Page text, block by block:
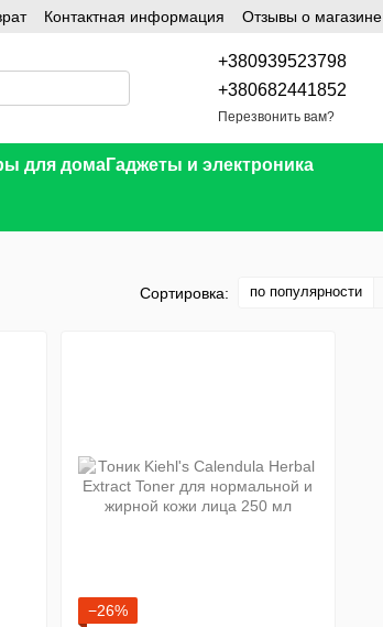
Контактная информация Отзывы о магазине
+380939523798
+380682441852
Перезвонить вам?
для домаГаджеты и электроника
Сортировка: по популярности
−26%